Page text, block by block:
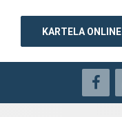
KARTELA ONLINE